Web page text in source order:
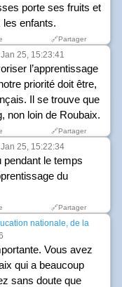
porte ses fruits et
enfants.
🔗Partager
25, 15:23:41
l’apprentissage
priorité doit être,
Il se trouve que
non loin de Roubaix.
🔗Partager
25, 15:22:34
le temps
du
🔗Partager
nationale, de la
Vous avez
qui a beaucoup
sans doute que